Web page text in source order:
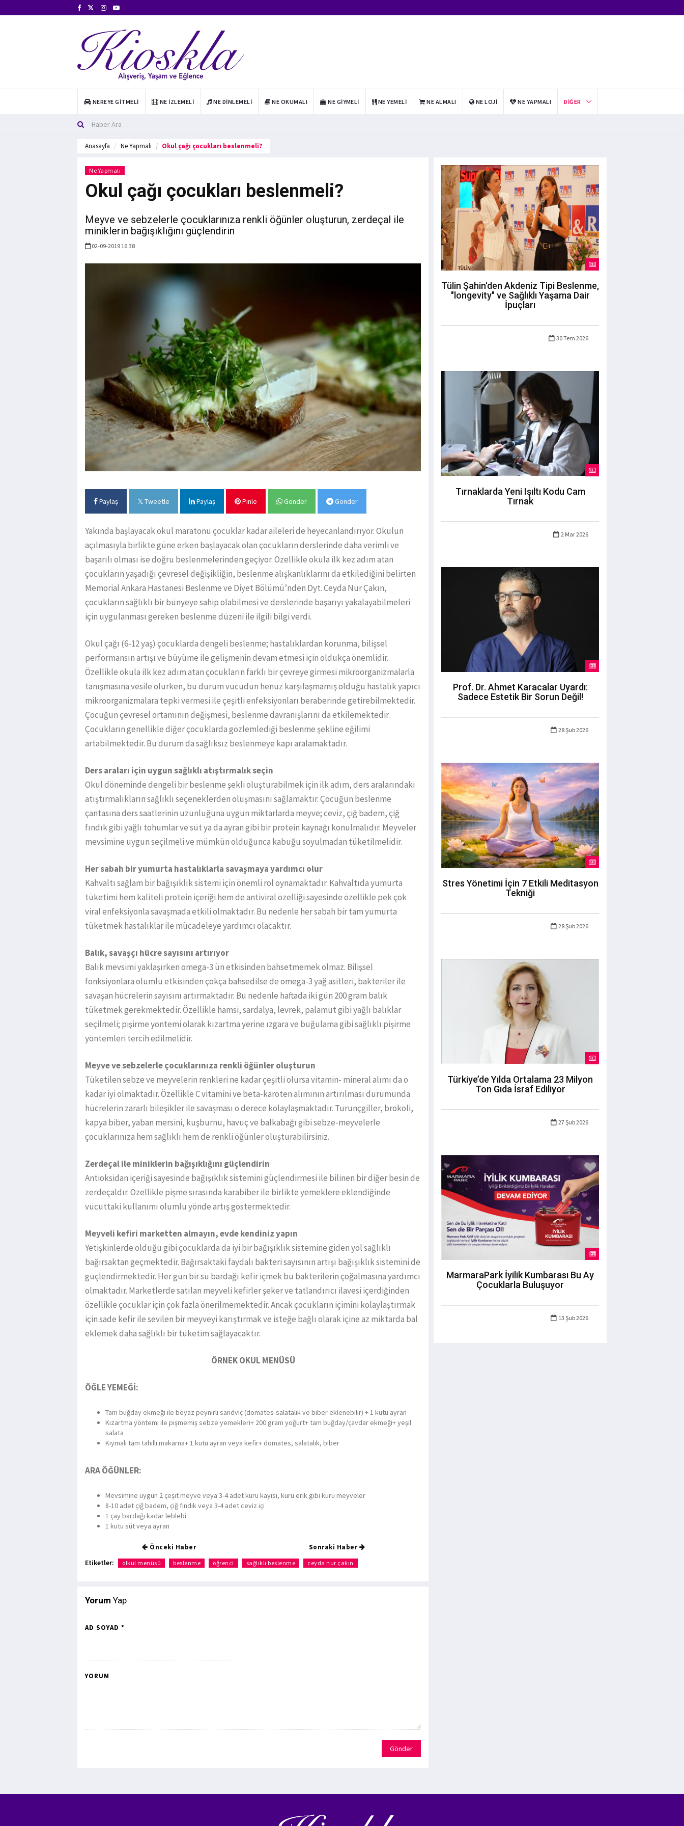
NEREYE GITMELI NE İZLEMELI NE DINLEMELI NE OKUMALI NE GIYMELI NE YEMELI NE ALMALI NE LOJI NE YAPMALI DIĞER
Anasayfa Ne Yapmalı Okul çağı çocukları beslenmeli?
Ne Yapmalı
Okul çağı çocukları beslenmeli?
Meyve ve sebzelerle çocuklarınıza renkli öğünler oluşturun, zerdeçal ile
miniklerin bağışıklığını güçlendirin
02-09-2019 16:38
Paylaş Tweetle Paylaş Pinle Gönder Gönder
Yakında başlayacak okul maratonu çocuklar kadar aileleri de heyecanlandırıyor. Okulun
açılmasıyla birlikte güne erken başlayacak olan çocukların derslerinde daha verimli ve
başarılı olması ise doğru beslenmelerinden geçiyor. Özellikle okula ilk kez adım atan
çocukların yaşadığı çevresel değişikliğin, beslenme alışkanlıklarını da etkilediğini belirten
Memorial Ankara Hastanesi Beslenme ve Diyet Bölümü’nden Dyt. Ceyda Nur Çakın,
çocukların sağlıklı bir bünyeye sahip olabilmesi ve derslerinde başarıyı yakalayabilmeleri
için uygulanması gereken beslenme düzeni ile ilgili bilgi verdi.
Okul çağı (6-12 yaş) çocuklarda dengeli beslenme; hastalıklardan korunma, bilişsel
performansın artışı ve büyüme ile gelişmenin devam etmesi için oldukça önemlidir.
Özellikle okula ilk kez adım atan çocukların farklı bir çevreye girmesi mikroorganizmalarla
tanışmasına vesile olurken, bu durum vücudun henüz karşılaşmamış olduğu hastalık yapıcı
mikroorganizmalara tepki vermesi ile çeşitli enfeksiyonları beraberinde getirebilmektedir.
Çocuğun çevresel ortamının değişmesi, beslenme davranışlarını da etkilemektedir.
Çocukların genellikle diğer çocuklarda gözlemlediği beslenme şekline eğilimi
artabilmektedir. Bu durum da sağlıksız beslenmeye kapı aralamaktadır.
Ders araları için uygun sağlıklı atıştırmalık seçin
Okul döneminde dengeli bir beslenme şekli oluşturabilmek için ilk adım, ders aralarındaki
atıştırmalıkların sağlıklı seçeneklerden oluşmasını sağlamaktır. Çocuğun beslenme
çantasına ders saatlerinin uzunluğuna uygun miktarlarda meyve; ceviz, çiğ badem, çiğ
fındık gibi yağlı tohumlar ve süt ya da ayran gibi bir protein kaynağı konulmalıdır. Meyveler
mevsimine uygun seçilmeli ve mümkün olduğunca kabuğu soyulmadan tüketilmelidir.
Her sabah bir yumurta hastalıklarla savaşmaya yardımcı olur
Kahvaltı sağlam bir bağışıklık sistemi için önemli rol oynamaktadır. Kahvaltıda yumurta
tüketimi hem kaliteli protein içeriği hem de antiviral özelliği sayesinde özellikle pek çok
viral enfeksiyonla savaşmada etkili olmaktadır. Bu nedenle her sabah bir tam yumurta
tüketmek hastalıklar ile mücadeleye yardımcı olacaktır.
Balık, savaşçı hücre sayısını artırıyor
Balık mevsimi yaklaşırken omega-3 ün etkisinden bahsetmemek olmaz. Bilişsel
fonksiyonlara olumlu etkisinden çokça bahsedilse de omega-3 yağ asitleri, bakteriler ile
savaşan hücrelerin sayısını artırmaktadır. Bu nedenle haftada iki gün 200 gram balık
tüketmek gerekmektedir. Özellikle hamsi, sardalya, levrek, palamut gibi yağlı balıklar
seçilmeli; pişirme yöntemi olarak kızartma yerine ızgara ve buğulama gibi sağlıklı pişirme
yöntemleri tercih edilmelidir.
Meyve ve sebzelerle çocuklarınıza renkli öğünler oluşturun
Tüketilen sebze ve meyvelerin renkleri ne kadar çeşitli olursa vitamin- mineral alımı da o
kadar iyi olmaktadır. Özellikle C vitamini ve beta-karoten alımının artırılması durumunda
hücrelerin zararlı bileşikler ile savaşması o derece kolaylaşmaktadır. Turunçgiller, brokoli,
kapya biber, yaban mersini, kuşburnu, havuç ve balkabağı gibi sebze-meyvelerle
çocuklarınıza hem sağlıklı hem de renkli öğünler oluşturabilirsiniz.
Zerdeçal ile miniklerin bağışıklığını güçlendirin
Antioksidan içeriği sayesinde bağışıklık sistemini güçlendirmesi ile bilinen bir diğer besin de
zerdeçaldır. Özellikle pişme sırasında karabiber ile birlikte yemeklere eklendiğinde
vücuttaki kullanımı olumlu yönde artış göstermektedir.
Meyveli kefiri marketten almayın, evde kendiniz yapın
Yetişkinlerde olduğu gibi çocuklarda da iyi bir bağışıklık sistemine giden yol sağlıklı
bağırsaktan geçmektedir. Bağırsaktaki faydalı bakteri sayısının artışı bağışıklık sistemini de
güçlendirmektedir. Her gün bir su bardağı kefir içmek bu bakterilerin çoğalmasına yardımcı
olmaktadır. Marketlerde satılan meyveli kefirler şeker ve tatlandırıcı ilavesi içerdiğinden
özellikle çocuklar için çok fazla önerilmemektedir. Ancak çocukların içimini kolaylaştırmak
için sade kefir ile sevilen bir meyveyi karıştırmak ve isteğe bağlı olarak içine az miktarda bal
eklemek daha sağlıklı bir tüketim sağlayacaktır.
ÖRNEK OKUL MENÜSÜ
ÖĞLE YEMEĞİ:
Tam buğday ekmeği ile beyaz peynirli sandviç (domates-salatalık ve biber eklenebilir) + 1 kutu ayran
Kızartma yöntemi ile pişmemiş sebze yemekleri+ 200 gram yoğurt+ tam buğday/çavdar ekmeği+ yeşil
salata
Kıymalı tam tahıllı makarna+ 1 kutu ayran veya kefir+ domates, salatalık, biber
ARA ÖĞÜNLER:
Mevsimine uygun 2 çeşit meyve veya 3-4 adet kuru kayısı, kuru erik gibi kuru meyveler
8-10 adet çiğ badem, çiğ fındık veya 3-4 adet ceviz içi
1 çay bardağı kadar leblebi
1 kutu süt veya ayran
Önceki Haber Sonraki Haber
Etiketler: olkul menüsü beslenme öğrenci sağlıklı beslenme ceyda nur çakın
Yorum Yap
AD SOYAD *
YORUM
Gönder
Tülin Şahin'den Akdeniz Tipi Beslenme,
"longevity" ve Sağlıklı Yaşama Dair
İpuçları
30 Tem 2026
Tırnaklarda Yeni Işıltı Kodu Cam
Tırnak
2 Mar 2026
Prof. Dr. Ahmet Karacalar Uyardı:
Sadece Estetik Bir Sorun Değil!
28 Şub 2026
Stres Yönetimi İçin 7 Etkili Meditasyon
Tekniği
28 Şub 2026
Türkiye’de Yılda Ortalama 23 Milyon
Ton Gıda İsraf Ediliyor
27 Şub 2026
MarmaraPark İyilik Kumbarası Bu Ay
Çocuklarla Buluşuyor
13 Şub 2026